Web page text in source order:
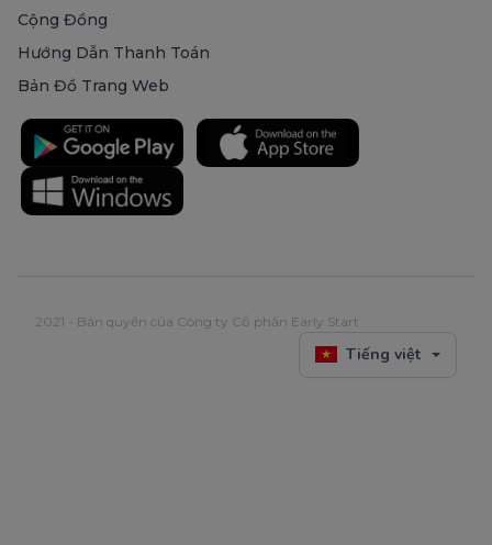
Cộng Đồng
Hướng Dẫn Thanh Toán
Bản Đồ Trang Web
2021 - Bản quyền của Công ty Cổ phần Early Start
Tiếng việt